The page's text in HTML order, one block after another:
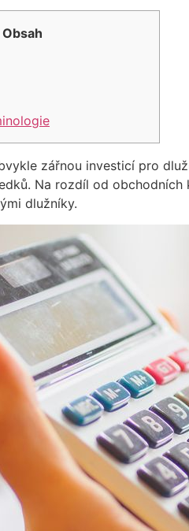
Obsah
zářnou investicí pro
Na rozdíl od
dlužníky.